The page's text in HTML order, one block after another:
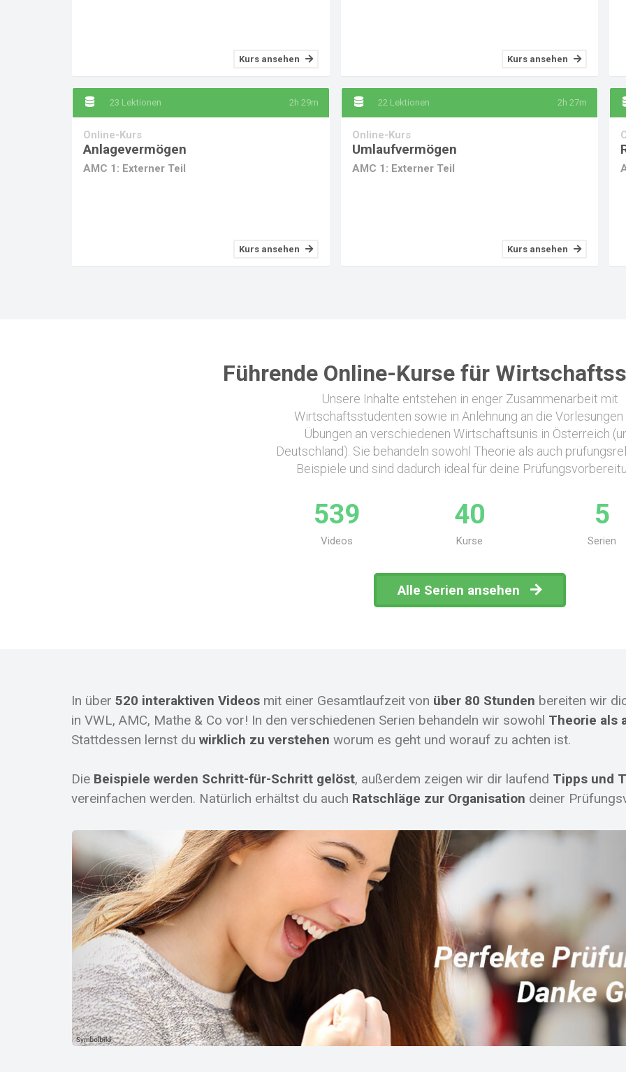
Kurs ansehen Kurs ansehen
23 Lektionen 2h 29m
Online-Kurs
Anlagevermögen
AMC 1: Externer Teil
Kurs ansehen
22 Lektionen 2h 27m
Online-Kurs
Umlaufvermögen
AMC 1: Externer Teil
Kurs ansehen
Führende Online-Kurse für
Unsere Inhalte entstehen in enger Zusammenarbeit mit
Wirtschaftsstudenten sowie in Anlehnung an die Vorlesungen
Übungen an verschiedenen Wirtschaftsunis in Österreich
Deutschland). Sie behandeln sowohl Theorie als auch
Beispiele und sind dadurch ideal für deine
539
Videos
40
Kurse
5
Serien
Alle Serien ansehen
In über 520 interaktiven Videos mit einer Gesamtlaufzeit von über 80 Stunden bereiten wir
in VWL, AMC, Mathe & Co vor! In den verschiedenen Serien behandeln wir sowohl Theorie als
Stattdessen lernst du wirklich zu verstehen worum es geht und worauf zu achten ist.
Die Beispiele werden Schritt-für-Schritt gelöst, außerdem zeigen wir dir laufend Tipps und
vereinfachen werden. Natürlich erhältst du auch Ratschläge zur Organisation deiner